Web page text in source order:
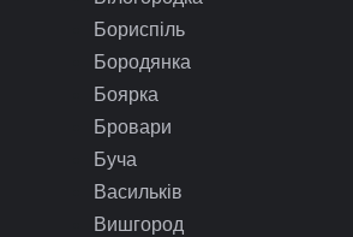
Бориспіль
Бородянка
Боярка
Бровари
Буча
Васильків
Вишгород